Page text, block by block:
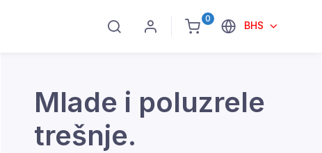
0
BHS
Mlade i poluzrele
trešnje.